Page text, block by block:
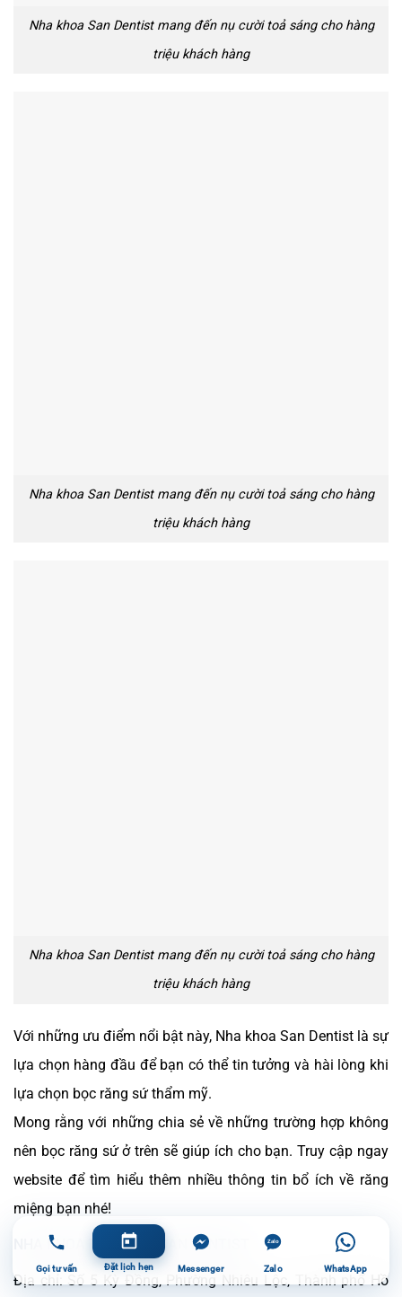
Nha khoa San Dentist mang đến nụ cười toả sáng cho hàng
triệu khách hàng
Nha khoa San Dentist mang đến nụ cười toả sáng cho hàng
triệu khách hàng
Nha khoa San Dentist mang đến nụ cười toả sáng cho hàng
triệu khách hàng
Với những ưu điểm nổi bật này, Nha khoa San Dentist là sự
lựa chọn hàng đầu để bạn có thể tin tưởng và hài lòng khi
lựa chọn bọc răng sứ thẩm mỹ.
Mong rằng với những chia sẻ về những trường hợp không
nên bọc răng sứ ở trên sẽ giúp ích cho bạn. Truy cập ngay
website để tìm hiểu thêm nhiều thông tin bổ ích về răng
miệng bạn nhé!
NHA KHOA THẨM MỸ SAN DENTIST
Địa chỉ: Số 5 Kỳ Đồng, Phường Nhiêu Lộc, Thành phố Hồ
Gọi tư vấn Đặt lịch hẹn Messenger Zalo WhatsApp